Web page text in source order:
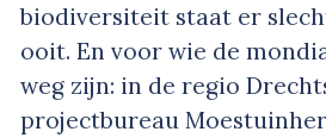
biodiversiteit staat er
ooit. En voor wie de
weg zijn: in de regio
projectbureau